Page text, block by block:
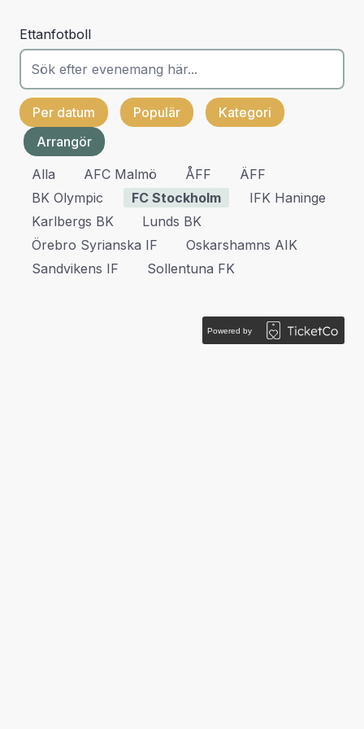
Ettanfotboll
Per datum Populär
Kategori
Arrangör
Alla
AFC Malmö ÅFF
ÄFF
BK Olympic
FC Stockholm
IFK Haninge
Karlbergs BK
Lunds BK
Örebro Syrianska IF
Oskarshamns AIK
Sandvikens IF
Sollentuna FK
Powered by